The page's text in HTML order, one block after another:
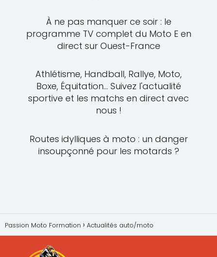
À ne pas manquer ce soir : le
programme TV complet du Moto E en
direct sur Ouest-France
Athlétisme, Handball, Rallye, Moto,
Boxe, Équitation... Suivez l'actualité
sportive et les matchs en direct avec
nous !
Routes idylliques à moto : un danger
insoupçonné pour les motards ?
Passion Moto Formation Actualités auto/moto